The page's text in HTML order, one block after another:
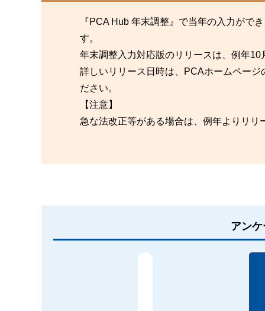
『PCA Hub 年末調整』で当年の入力がで
す。
年末調整入力対応版のリリースは、例年10
詳しいリリース日時は、PCAホームペー
ださい。
【注意】
急な法改正等がある場合は、例年よりリ
アン